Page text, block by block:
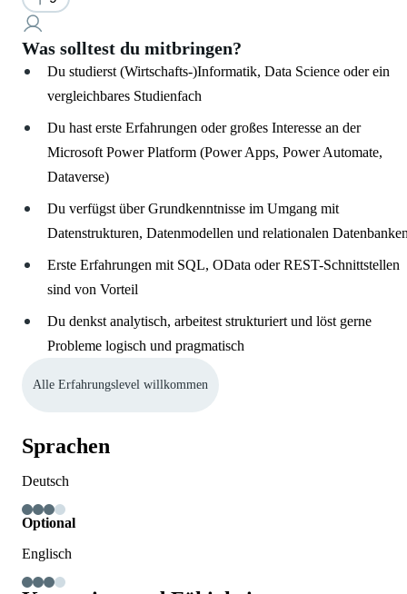
Was solltest du mitbringen?
Du studierst (Wirtschafts-)Informatik, Data Science oder ein
vergleichbares Studienfach
Du hast erste Erfahrungen oder großes Interesse an der
Microsoft Power Platform (Power Apps, Power Automate,
Dataverse)
Du verfügst über Grundkenntnisse im Umgang mit
Datenstrukturen, Datenmodellen und relationalen
Erste Erfahrungen mit SQL, OData oder REST-Schnittstellen
sind von Vorteil
Du denkst analytisch, arbeitest strukturiert und löst gerne
Probleme logisch und pragmatisch
Alle Erfahrungslevel willkommen
Sprachen
Deutsch
Optional
Englisch